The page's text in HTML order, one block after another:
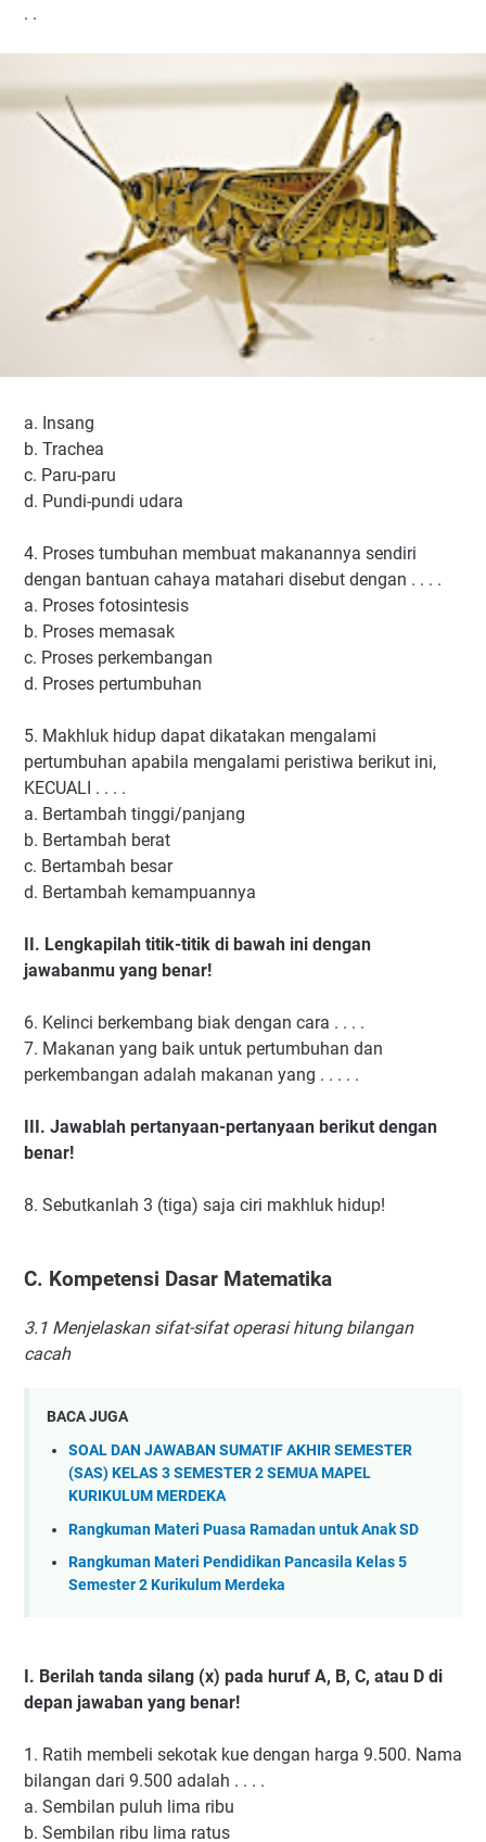
. .
a. Insang
b. Trachea
c. Paru-paru
d. Pundi-pundi udara
4. Proses tumbuhan membuat makanannya sendiri
dengan bantuan cahaya matahari disebut dengan . . . .
a. Proses fotosintesis
b. Proses memasak
c. Proses perkembangan
d. Proses pertumbuhan
5. Makhluk hidup dapat dikatakan mengalami
pertumbuhan apabila mengalami peristiwa berikut ini,
KECUALI . . . .
a. Bertambah tinggi/panjang
b. Bertambah berat
c. Bertambah besar
d. Bertambah kemampuannya
II. Lengkapilah titik-titik di bawah ini dengan
jawabanmu yang benar!
6. Kelinci berkembang biak dengan cara . . . .
7. Makanan yang baik untuk pertumbuhan dan
perkembangan adalah makanan yang . . . . .
III. Jawablah pertanyaan-pertanyaan berikut dengan
benar!
8. Sebutkanlah 3 (tiga) saja ciri makhluk hidup!
C. Kompetensi Dasar Matematika
3.1 Menjelaskan sifat-sifat operasi hitung bilangan
cacah
BACA JUGA
SOAL DAN JAWABAN SUMATIF AKHIR SEMESTER
(SAS) KELAS 3 SEMESTER 2 SEMUA MAPEL
KURIKULUM MERDEKA
Rangkuman Materi Puasa Ramadan untuk Anak SD
Rangkuman Materi Pendidikan Pancasila Kelas 5
Semester 2 Kurikulum Merdeka
I. Berilah tanda silang (x) pada huruf A, B, C, atau D di
depan jawaban yang benar!
1. Ratih membeli sekotak kue dengan harga 9.500. Nama
bilangan dari 9.500 adalah . . . .
a. Sembilan puluh lima ribu
b. Sembilan ribu lima ratus